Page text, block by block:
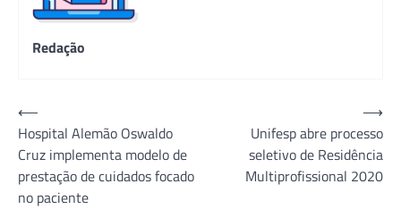
Redação
Navegação
de
Post
⟵
Hospital Alemão Oswaldo
Cruz implementa modelo de
prestação de cuidados focado
no paciente
Unifesp abre processo
seletivo de Residência
Multiprofissional 2020
⟶